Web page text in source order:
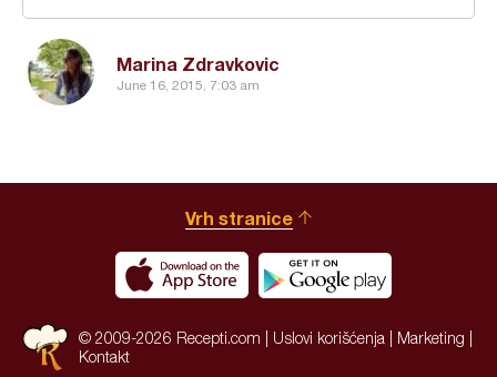
Marina Zdravkovic
June 16, 2015, 7:03 am
Vrh stranice
© 2009-2026 Recepti.com | Uslovi korišćenja Marketing
Kontakt